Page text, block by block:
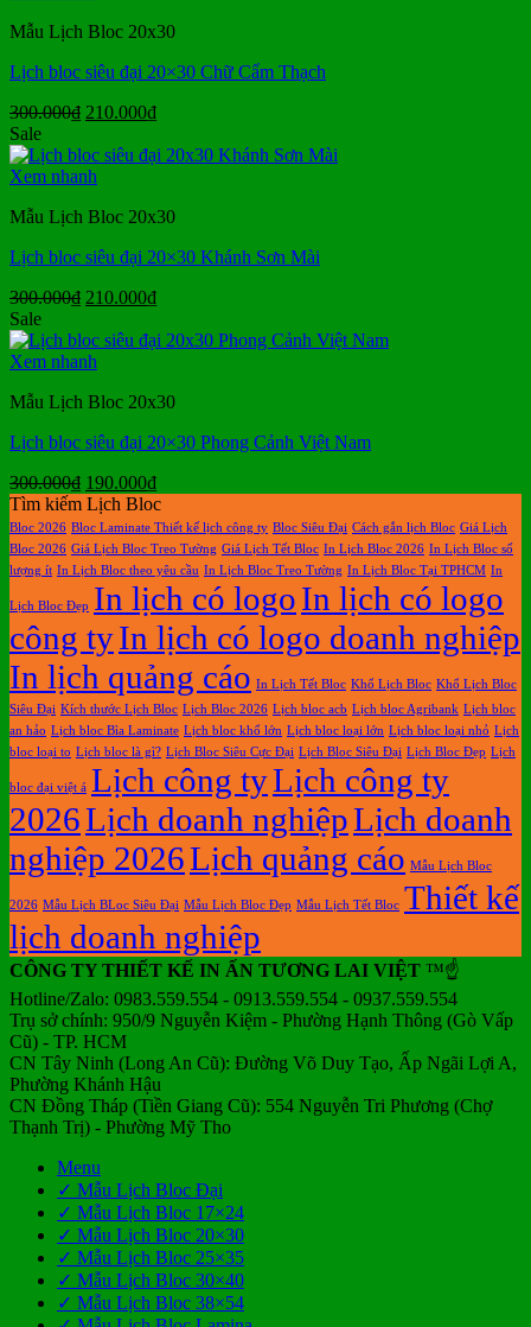
Mẫu Lịch Bloc 20x30
Lịch bloc siêu đại 20×30 Chữ Cẩm Thạch
300.000₫ Giá
là:
300.000₫.
210.000₫Giá
tại
Sale
Xem nhanh
Mẫu Lịch Bloc 20x30
Lịch bloc siêu đại 20×30 Khánh Sơn Mài
300.000₫ Giá
là:
300.000₫.
210.000₫Giá
tại
Sale
Xem nhanh
Mẫu Lịch Bloc 20x30
Lịch bloc siêu đại 20×30 Phong Cảnh Việt Nam
300.000₫ Giá
gốc
là:
300.000₫.
190.000₫Giá
hiện
tại
là:
190.000₫.
Tìm kiếm Lịch Bloc
Bloc 2026 Bloc Laminate Thiết kế lịch công ty Bloc Siêu Đại Cách gắn lịch Bloc Giá Lịch
Bloc 2026 Giá Lịch Bloc Treo Tường Giá Lịch Tết Bloc In Lịch Bloc 2026 In Lịch Bloc số
lượng ít In Lịch Bloc theo yêu cầu In Lịch Bloc Treo Tường In Lịch Bloc Tại TPHCM In
Lịch Bloc Đẹp In lịch có logoIn lịch có logo
công tyIn lịch có logo doanh nghiệp
In lịch quảng cáo In Lịch Tết Bloc Khổ Lịch Bloc Khổ Lịch Bloc
Siêu Đại Kích thước Lịch Bloc Lịch Bloc 2026 Lịch bloc acb Lịch bloc Agribank Lịch bloc
an hảo Lịch bloc Bìa Laminate Lịch bloc khổ lớn Lịch bloc loại lớn Lịch bloc loại nhỏ Lịch
bloc loại to Lịch bloc là gì? Lịch Bloc Siêu Cực Đại Lịch Bloc Siêu Đại Lịch Bloc Đẹp Lịch
bloc đại việt á Lịch công tyLịch công ty
2026Lịch doanh nghiệpLịch doanh
nghiệp 2026Lịch quảng cáo Mẫu Lịch Bloc
2026 Mẫu Lịch BLoc Siêu Đại Mẫu Lịch Bloc Đẹp Mẫu Lịch Tết Bloc Thiết kế
lịch doanh nghiệp
CÔNG TY THIẾT KẾ IN ẤN TƯƠNG LAI VIỆT ™☝️
Hotline/Zalo: 0983.559.554 - 0913.559.554 - 0937.559.554
Trụ sở chính: 950/9 Nguyễn Kiệm - Phường Hạnh Thông (Gò Vấp
Cũ) - TP. HCM
CN Tây Ninh (Long An Cũ): Đường Võ Duy Tạo, Ấp Ngãi Lợi A,
Phường Khánh Hậu
CN Đồng Tháp (Tiền Giang Cũ): 554 Nguyễn Tri Phương (Chợ
Thạnh Trị) - Phường Mỹ Tho
Menu
✓ Mẫu Lịch Bloc Đại
✓ Mẫu Lịch Bloc 17×24
✓ Mẫu Lịch Bloc 20×30
✓ Mẫu Lịch Bloc 25×35
✓ Mẫu Lịch Bloc 30×40
✓ Mẫu Lịch Bloc 38×54